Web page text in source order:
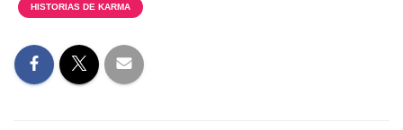
HISTORIAS DE KARMA